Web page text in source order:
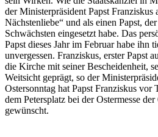
der Ministerpräsident Papst Franziskus
Nächstenliebe“ und als einen Papst,
Schwächsten eingesetzt habe. Das
Papst dieses Jahr im Februar habe ihn
unvergessen. Franziskus, erster Papst
die Kirche mit seiner Bescheidenheit,
Weitsicht geprägt, so der
Ostersonntag hat Papst Franziskus vor
dem Petersplatz bei der Ostermesse
gewünscht.